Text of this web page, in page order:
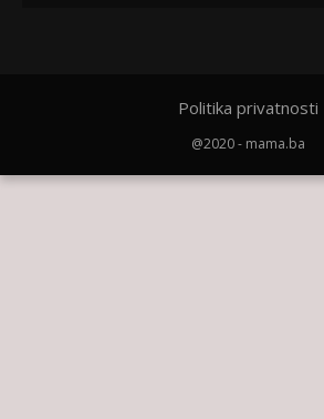
Politika privatnosti
@2020 - mama.ba